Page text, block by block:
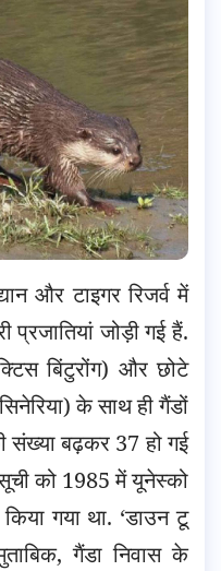
और टाइगर रिजर्व में
प्रजातियां जोड़ी गई हैं.
बिंटुरोंग) और छोटे
के साथ ही गैंडों
संख्या बढ़कर 37 हो गई
को 1985 में यूनेस्को
किया गया था. ‘डाउन टू
गैंडा निवास के